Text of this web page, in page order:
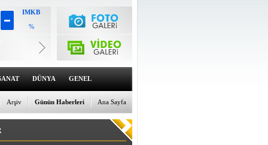
IMKB
%
6659.71
Dolar
47.6791
%0
Euro
55.1258
%0
DÜNYA GENEL
Ana Sayfa
Günün Haberleri
Arşiv